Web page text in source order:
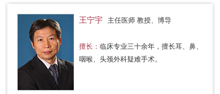
王宁宇 主任医师 教授、博导
擅长： 临床专业三十余年，擅长耳、鼻、
咽喉、头颈外科疑难手术。